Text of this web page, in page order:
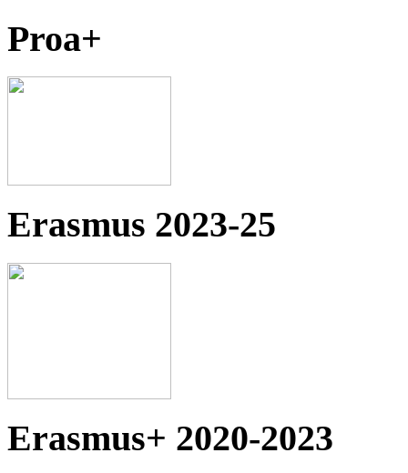
Proa+
Erasmus 2023-25
Erasmus+ 2020-2023